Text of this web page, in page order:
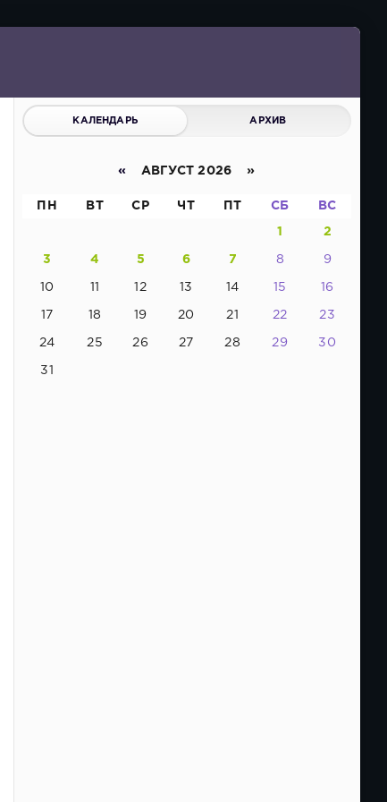
КАЛЕНДАРЬ АРХИВ
« АВГУСТ 2026 »
ПН ВТ СР ЧТ ПТ СБ ВС
1 2
3 4 5 6 7 8 9
10 11 12 13 14 15 16
17 18 19 20 21 22 23
24 25 26 27 28 29 30
31